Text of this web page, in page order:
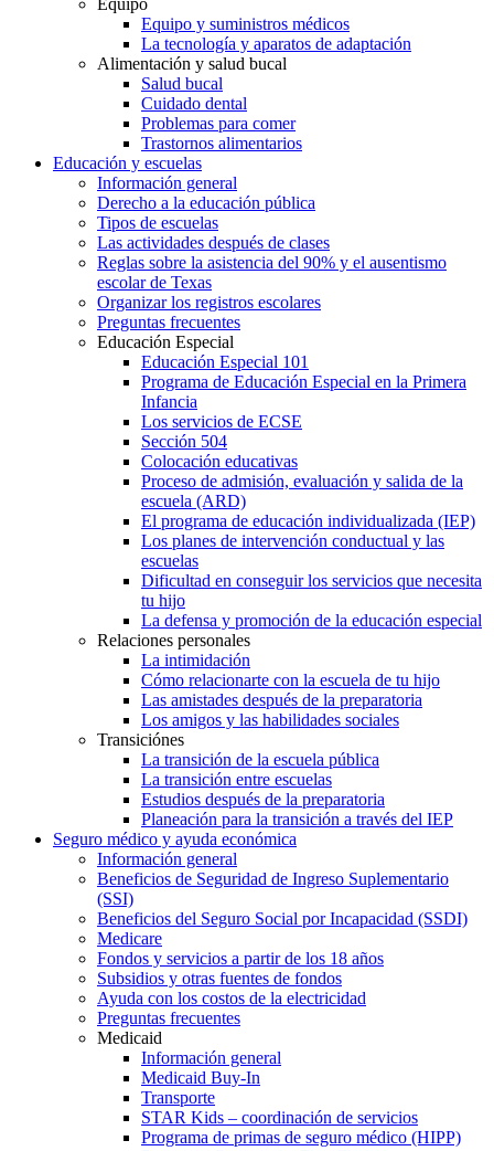
Equipo y suministros médicos
La tecnología y aparatos de adaptación
Alimentación y salud bucal
Salud bucal
Cuidado dental
Problemas para comer
Trastornos alimentarios
Educación y escuelas
Información general
Derecho a la educación pública
Tipos de escuelas
Las actividades después de clases
Reglas sobre la asistencia del 90% y el ausentismo
escolar de Texas
Organizar los registros escolares
Preguntas frecuentes
Educación Especial
Educación Especial 101
Programa de Educación Especial en la Primera
Infancia
Los servicios de ECSE
Sección 504
Colocación educativas
Proceso de admisión, evaluación y salida de la
escuela (ARD)
El programa de educación individualizada (IEP)
Los planes de intervención conductual y las
escuelas
Dificultad en conseguir los servicios que necesita
tu hijo
La defensa y promoción de la educación especial
Relaciones personales
La intimidación
Cómo relacionarte con la escuela de tu hijo
Las amistades después de la preparatoria
Los amigos y las habilidades sociales
Transiciónes
La transición de la escuela pública
La transición entre escuelas
Estudios después de la preparatoria
Planeación para la transición a través del IEP
Seguro médico y ayuda económica
Información general
Beneficios de Seguridad de Ingreso Suplementario
(SSI)
Beneficios del Seguro Social por Incapacidad (SSDI)
Medicare
Fondos y servicios a partir de los 18 años
Subsidios y otras fuentes de fondos
Ayuda con los costos de la electricidad
Preguntas frecuentes
Medicaid
Información general
Medicaid Buy-In
Transporte
STAR Kids – coordinación de servicios
Programa de primas de seguro médico (HIPP)